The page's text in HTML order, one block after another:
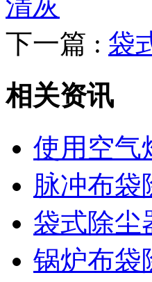
下一篇 : 袋
相关资讯
使用空气
脉冲布袋
袋式除尘
锅炉布袋